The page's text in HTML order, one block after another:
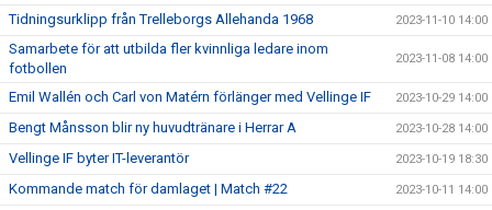
Tidningsurklipp från Trelleborgs Allehanda 1968 2023-11-10 14:00
Samarbete för att utbilda fler kvinnliga ledare inom
fotbollen
2023-11-08 14:00
Emil Wallén och Carl von Matérn förlänger med Vellinge IF 2023-10-29 14:00
Bengt Månsson blir ny huvudtränare i Herrar A 2023-10-28 14:00
Vellinge IF byter IT-leverantör 2023-10-19 18:30
Kommande match för damlaget | Match #22 2023-10-11 14:00